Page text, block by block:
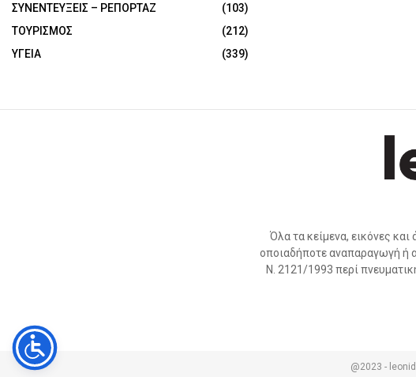
ΣΥΝΕΝΤΕΥΞΕΙΣ – ΡΕΠΟΡΤΑΖ
(103)
ΤΟΥΡΙΣΜΟΣ
(212)
ΥΓΕΙΑ
(339)
Όλα τα κείμενα, εικόνες
οποιαδήποτε αναπαραγωγή ή
Ν. 2121/1993 περί
@2023 -